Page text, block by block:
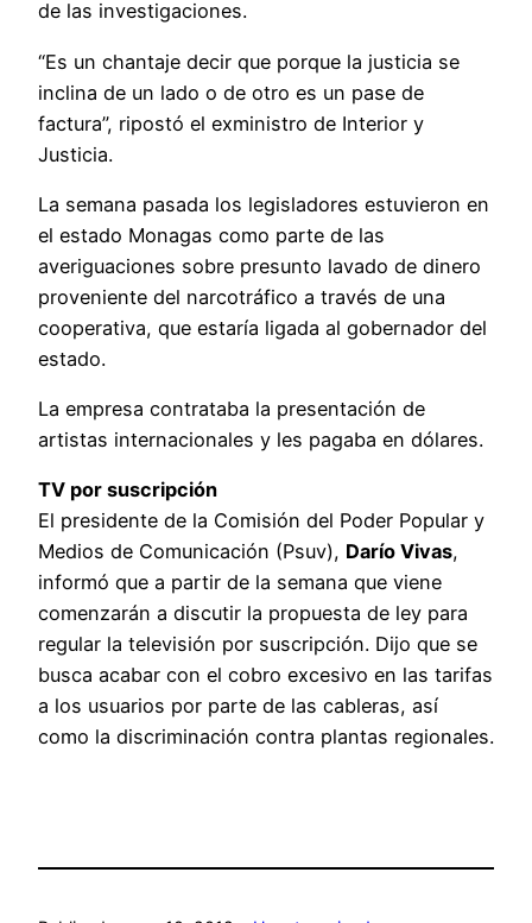
de las investigaciones.
“Es un chantaje decir que porque la justicia se
inclina de un lado o de otro es un pase de
factura”, ripostó el exministro de Interior y
Justicia.
La semana pasada los legisladores estuvieron en
el estado Monagas como parte de las
averiguaciones sobre presunto lavado de dinero
proveniente del narcotráfico a través de una
cooperativa, que estaría ligada al gobernador del
estado.
La empresa contrataba la presentación de
artistas internacionales y les pagaba en dólares.
TV por suscripción
El presidente de la Comisión del Poder Popular y
Medios de Comunicación (Psuv), Darío Vivas,
informó que a partir de la semana que viene
comenzarán a discutir la propuesta de ley para
regular la televisión por suscripción. Dijo que se
busca acabar con el cobro excesivo en las tarifas
a los usuarios por parte de las cableras, así
como la discriminación contra plantas regionales.